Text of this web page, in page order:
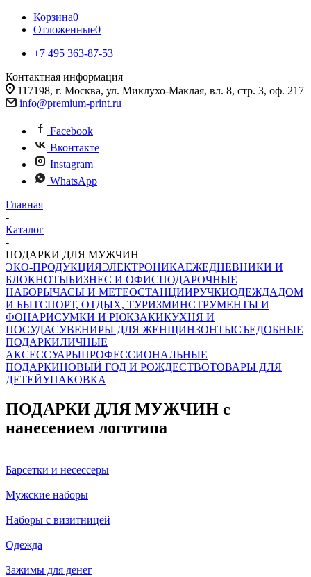
Корзина0
Отложенные0
+7 495 363-87-53
Контактная информация
117198, г. Москва, ул. Миклухо-Маклая, вл. 8, стр. 3, оф. 217
info@premium-print.ru
Facebook
Вконтакте
Instagram
WhatsApp
Главная
-
Каталог
-
ПОДАРКИ ДЛЯ МУЖЧИН
ЭКО-ПРОДУКЦИЯЭЛЕКТРОНИКАЕЖЕДНЕВНИКИ И
БЛОКНОТЫБИЗНЕС И ОФИСПОДАРОЧНЫЕ
НАБОРЫЧАСЫ И МЕТЕОСТАНЦИИРУЧКИОДЕЖДАДОМ
И БЫТСПОРТ, ОТДЫХ, ТУРИЗМИНСТРУМЕНТЫ И
ФОНАРИСУМКИ И РЮКЗАКИКУХНЯ И
ПОСУДАСУВЕНИРЫ ДЛЯ ЖЕНЩИНЗОНТЫСЪЕДОБНЫЕ
ПОДАРКИЛИЧНЫЕ
АКСЕССУАРЫПРОФЕССИОНАЛЬНЫЕ
ПОДАРКИНОВЫЙ ГОД И РОЖДЕСТВОТОВАРЫ ДЛЯ
ДЕТЕЙУПАКОВКА
ПОДАРКИ ДЛЯ МУЖЧИН с
нанесением логотипа
Барсетки и несессеры
Мужские наборы
Наборы с визитницей
Одежда
Зажимы для денег